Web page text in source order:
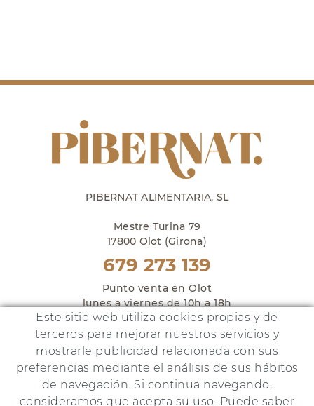
PIBERNAT ALIMENTARIA, SL
Mestre Turina 79
17800 Olot (Girona)
679 273 139
Punto venta en Olot
lunes a viernes de 10h a 18h
y sábados de 10h a 14h
Este proyecto ha sido financiado por:
Este sitio web utiliza cookies propias y de
terceros para mejorar nuestros servicios y
mostrarle publicidad relacionada con sus
preferencias mediante el análisis de sus hábitos
de navegación. Si continua navegando,
consideramos que acepta su uso. Puede saber